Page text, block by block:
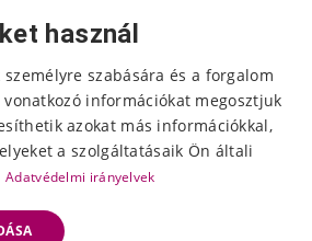
használ
szabására és a forgalom
információkat megosztjuk
azokat más információkkal,
a szolgáltatásaik Ön általi
Adatvédelmi irányelvek